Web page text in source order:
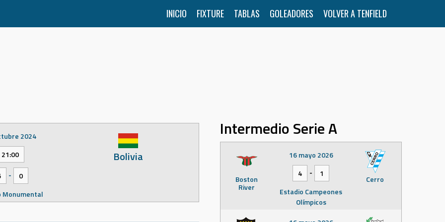
INICIO FIXTURE TABLAS GOLEADORES VOLVER A TENFIELD
Bolivia
2024
21:00
-
0
Monumental
Intermedio Serie A
Boston
River
Cerro
16 mayo 2026
4
-
1
Estadio Campeones
Olímpicos